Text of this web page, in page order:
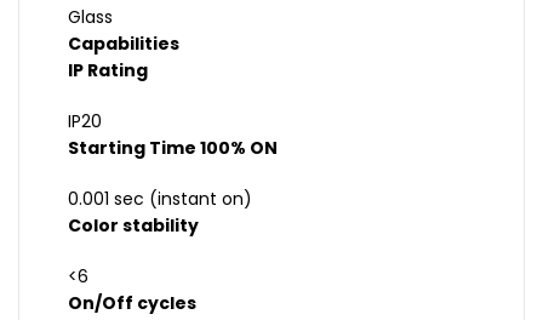
Glass
Capabilities
IP Rating
IP20
Starting Time 100% ON
0.001 sec (instant on)
Color stability
<6
On/Off cycles